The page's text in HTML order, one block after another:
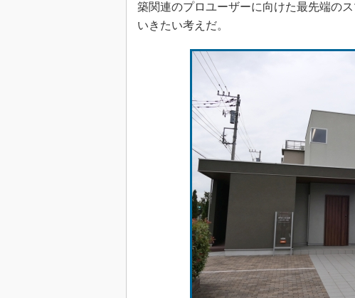
築関連のプロユーザーに向けた最先端の
いきたい考えだ。